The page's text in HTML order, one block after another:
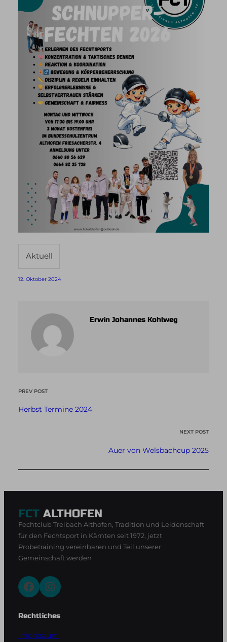
Aktuell
12. Oktober 2024
Erwin Johannes Kohlweg
PREV POST
Herbst Termine 2024
NEXT POST
Auer von Welsbachcup 2025
FCT ALTHOFEN
Fechtclub Treibach Althofen, Tradition und Leidenschaft
für den Fechtsport in Kärnten seit 1972, jetzt
Probetraining vereinbaren und Teil unserer
Gemeinschaft werden
Facebook Instagram
Rechtliches
Impressum